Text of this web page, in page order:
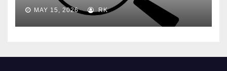
MAY 15, 2026 RK